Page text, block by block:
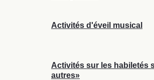
Activités d'éveil musical
Activités sur les habiletés
autres»